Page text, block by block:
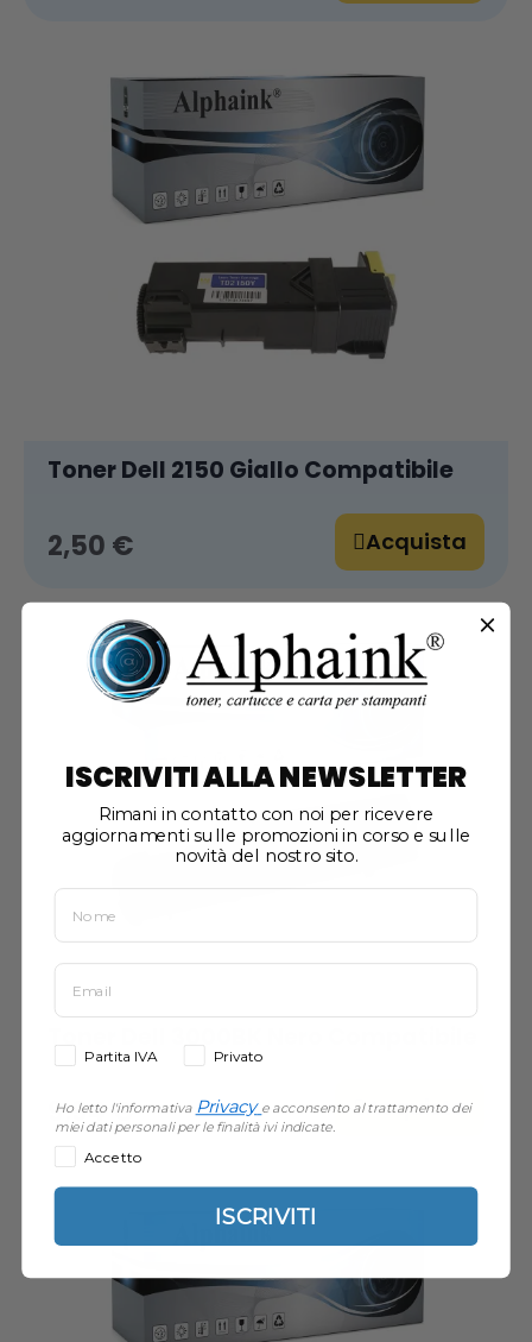
Toner Dell 2150 Giallo Compatibile
2,50 € Acquista
Toner Dell 3000BK Nero Compatibile
9,94 € Acquista
ISCRIVITI ALLA NEWSLETTER
Rimani in contatto con noi per ricevere
aggiornamenti sulle promozioni in corso e sulle
novità del nostro sito.
Partita IVA Privato
Ho letto l'informativa Privacy e acconsento al trattamento dei
miei dati personali per le finalità ivi indicate.
Accetto
ISCRIVITI